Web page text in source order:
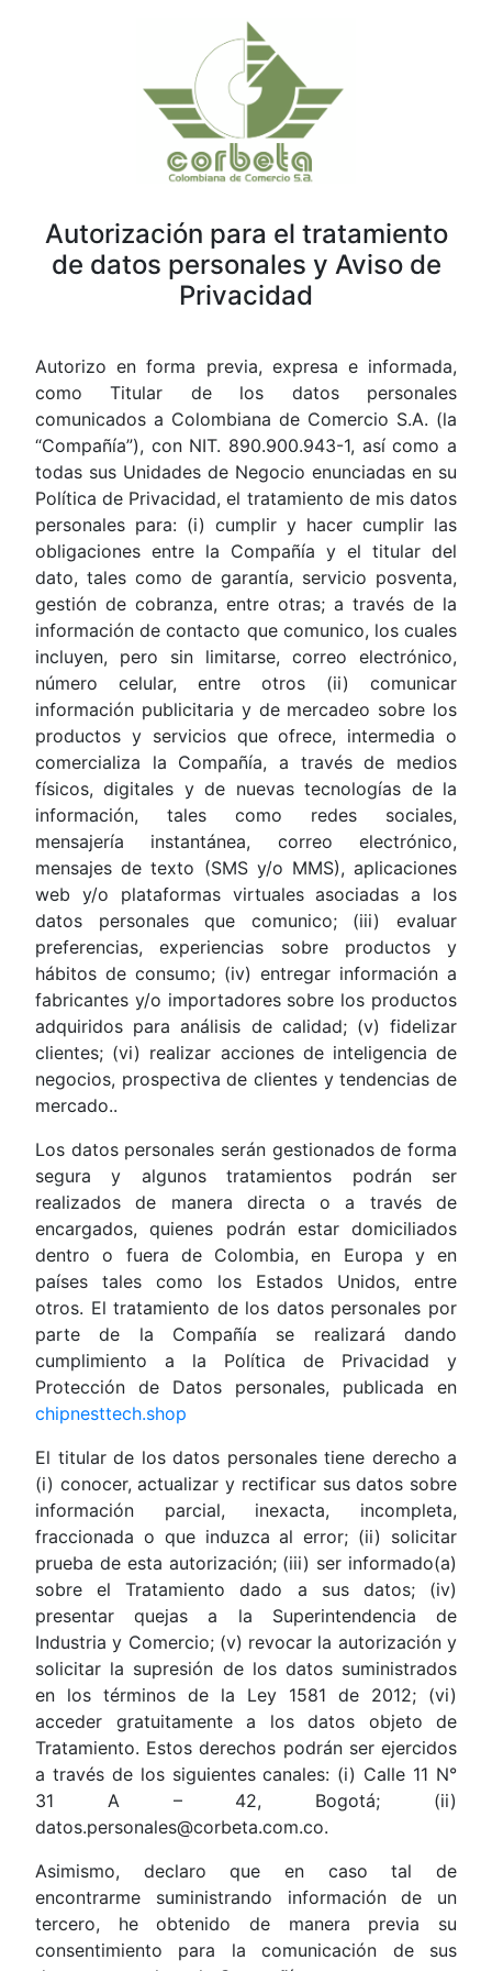
Autorización para el tratamiento
de datos personales y Aviso de
Privacidad
Autorizo en forma previa, expresa e informada,
como Titular de los datos personales
comunicados a Colombiana de Comercio S.A. (la
“Compañía”), con NIT. 890.900.943-1, así como a
todas sus Unidades de Negocio enunciadas en su
Política de Privacidad, el tratamiento de mis datos
personales para: (i) cumplir y hacer cumplir las
obligaciones entre la Compañía y el titular del
dato, tales como de garantía, servicio posventa,
gestión de cobranza, entre otras; a través de la
información de contacto que comunico, los cuales
incluyen, pero sin limitarse, correo electrónico,
número celular, entre otros (ii) comunicar
información publicitaria y de mercadeo sobre los
productos y servicios que ofrece, intermedia o
comercializa la Compañía, a través de medios
físicos, digitales y de nuevas tecnologías de la
información, tales como redes sociales,
mensajería instantánea, correo electrónico,
mensajes de texto (SMS y/o MMS), aplicaciones
web y/o plataformas virtuales asociadas a los
datos personales que comunico; (iii) evaluar
preferencias, experiencias sobre productos y
hábitos de consumo; (iv) entregar información a
fabricantes y/o importadores sobre los productos
adquiridos para análisis de calidad; (v) fidelizar
clientes; (vi) realizar acciones de inteligencia de
negocios, prospectiva de clientes y tendencias de
mercado..
Los datos personales serán gestionados de forma
segura y algunos tratamientos podrán ser
realizados de manera directa o a través de
encargados, quienes podrán estar domiciliados
dentro o fuera de Colombia, en Europa y en
países tales como los Estados Unidos, entre
otros. El tratamiento de los datos personales por
parte de la Compañía se realizará dando
cumplimiento a la Política de Privacidad y
Protección de Datos personales, publicada en
chipnesttech.shop
El titular de los datos personales tiene derecho a
(i) conocer, actualizar y rectificar sus datos sobre
información parcial, inexacta, incompleta,
fraccionada o que induzca al error; (ii) solicitar
prueba de esta autorización; (iii) ser informado(a)
sobre el Tratamiento dado a sus datos; (iv)
presentar quejas a la Superintendencia de
Industria y Comercio; (v) revocar la autorización y
solicitar la supresión de los datos suministrados
en los términos de la Ley 1581 de 2012; (vi)
acceder gratuitamente a los datos objeto de
Tratamiento. Estos derechos podrán ser ejercidos
a través de los siguientes canales: (i) Calle 11 N°
31 A – 42, Bogotá; (ii)
datos.personales@corbeta.com.co.
Asimismo, declaro que en caso tal de
encontrarme suministrando información de un
tercero, he obtenido de manera previa su
consentimiento para la comunicación de sus